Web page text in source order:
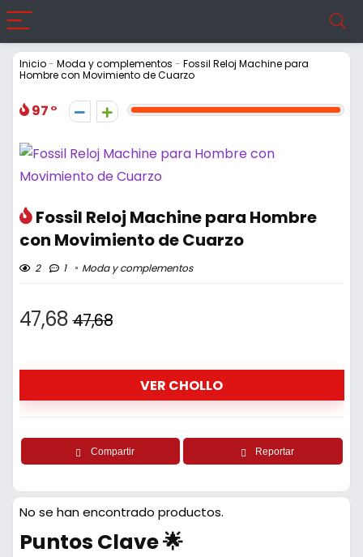
Inicio- Moda y complementos - Fossil Reloj Machine para
Hombre con Movimiento de Cuarzo
97
Fossil Reloj Machine para Hombre
con Movimiento de Cuarzo
2 1 Moda y complementos
47,68 47,68
VER CHOLLO
Compartir Reportar
No se han encontrado productos.
Puntos Clave 🌟